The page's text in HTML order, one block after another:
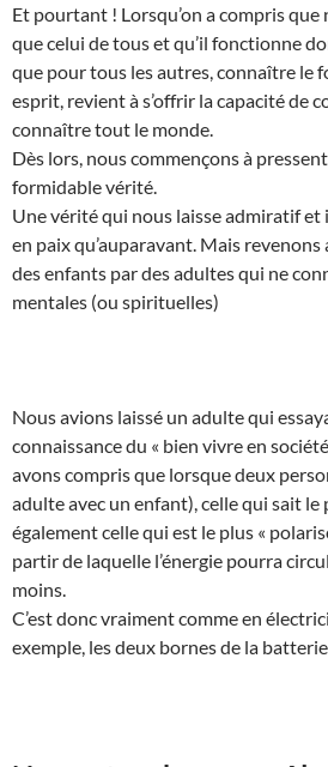
Et pourtant ! Lorsqu’on a compris
que celui de tous et qu’il fonctionne
que pour tous les autres, connaître le
esprit, revient à s’offrir la capacité de
connaître tout le monde.
Dès lors, nous commençons à
formidable vérité.
Une vérité qui nous laisse admiratif
en paix qu’auparavant. Mais revenons
des enfants par des adultes qui ne
mentales (ou spirituelles)
Nous avions laissé un adulte qui
connaissance du « bien vivre en
avons compris que lorsque deux
adulte avec un enfant), celle qui sait le
également celle qui est le plus «
partir de laquelle l’énergie pourra
moins.
C’est donc vraiment comme en
exemple, les deux bornes de la